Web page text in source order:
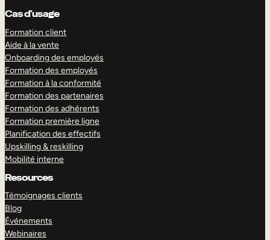
Cas d’usage
Formation client
Aide à la vente
Onboarding des employés
Formation des employés
Formation à la conformité
Formation des partenaires
Formation des adhérents
Formation première ligne
Planification des effectifs
Upskilling & reskilling
Mobilité interne
Resources
Témoignages clients
Blog
Événements
Webinaires